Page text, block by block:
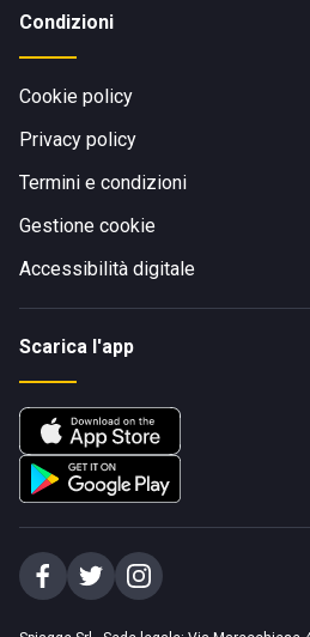
Condizioni
Cookie policy
Privacy policy
Termini e condizioni
Gestione cookie
Accessibilità digitale
Scarica l'app